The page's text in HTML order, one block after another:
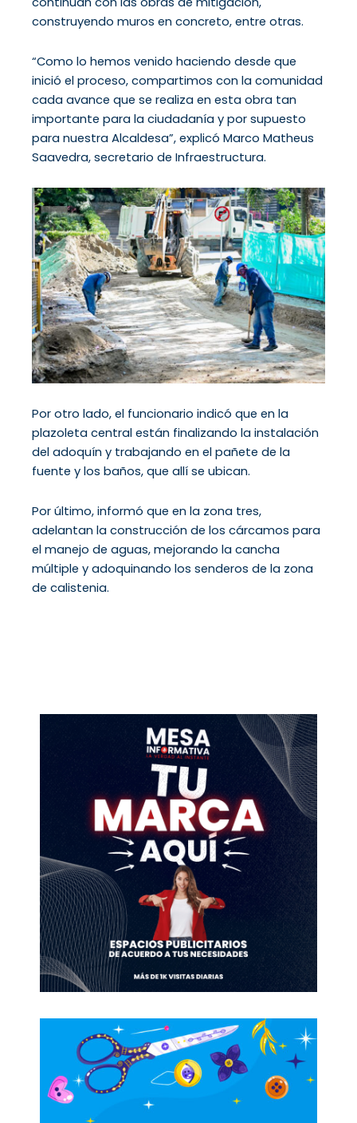
construyendo muros en concreto, entre otras.
“Como lo hemos venido haciendo desde que
inició el proceso, compartimos con la comunidad
cada avance que se realiza en esta obra tan
importante para la ciudadanía y por supuesto
para nuestra Alcaldesa”, explicó Marco Matheus
Saavedra, secretario de Infraestructura.
Por otro lado, el funcionario indicó que en la
plazoleta central están finalizando la instalación
del adoquín y trabajando en el pañete de la
fuente y los baños, que allí se ubican.
Por último, informó que en la zona tres,
adelantan la construcción de los cárcamos para
el manejo de aguas, mejorando la cancha
múltiple y adoquinando los senderos de la zona
de calistenia.